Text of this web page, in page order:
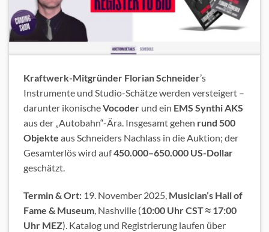
Kraftwerk-Mitgründer Florian Schneider’s
Instrumente und Studio-Schätze werden versteigert –
darunter ikonischeVocoder und ein EMS Synthi AKS
aus der „Autobahn“-Ära. Insgesamt gehen rund 500
Objekte aus Schneiders Nachlass in die Auktion; der
Gesamterlös wird auf450.000–650.000 US-Dollar
geschätzt.
Termin & Ort: 19. November 2025, Musician’s Hall of
Fame & Museum, Nashville (10:00 Uhr CST ≈ 17:00
Uhr MEZ). Katalog und Registrierung laufen über